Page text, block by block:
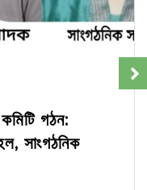
গঠন:
সাংগঠনিক